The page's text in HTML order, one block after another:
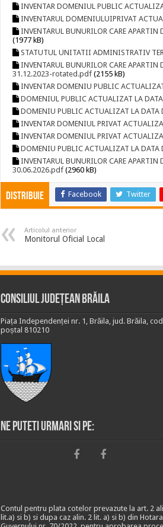
INVENTAR DOMENIUL PUBLIC
INVENTARUL DOMENIULUIPRIVAT
INVENTARUL BUNURILOR CARE
(1977 kB)
STATUTUL UNITATII ADMINISTRATIV
INVENTARUL BUNURILOR CARE
31.12.2023-rotated.pdf(2155 kB)
INVENTAR DOMENIU PUBLIC
DOMENIUL PUBLIC ACTUALIZAT LA
DOMENIU PUBLIC ACTUALIZAT LA
INVENTAR DOMENIUL PRIVAT
INVENTAR DOMENIUL PRIVAT
DOMENIU PUBLIC ACTUALIZAT LA
INVENTARUL BUNURILOR CARE
30.06.2026.pdf(2960 kB)
Distribuie Facebook Twitter
Articolul anterior
Monitorul Oficial Local
Consiliul Județean Brăila
Piața Independenței nr. 1, Brăila, jud. Brăila, cod
poștal 810210
Ne puteti urmari si pe:
Contul pentru plata cotelor prevazute la art. 2
lit.a) si b) si dupa caz alin. 2 lit. a) si b) din